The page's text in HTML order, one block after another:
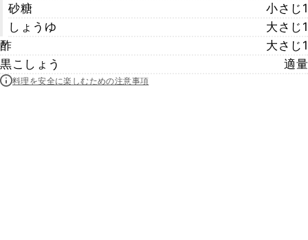
砂糖
小さじ1
しょうゆ
大さじ1
酢
大さじ1
黒こしょう
適量
料理を安全に楽しむための注意事項